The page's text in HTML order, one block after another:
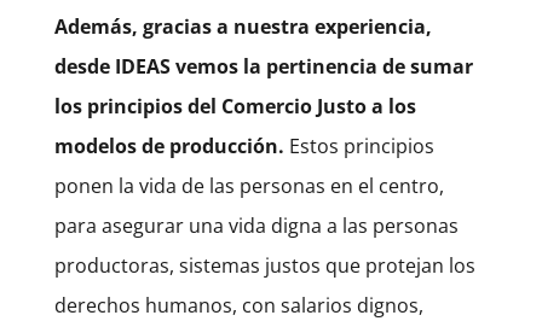
Además, gracias a nuestra experiencia,
desde IDEAS vemos la pertinencia de sumar
los principios del Comercio Justo a los
modelos de producción. Estos principios
ponen la vida de las personas en el centro,
para asegurar una vida digna a las personas
productoras, sistemas justos que protejan los
derechos humanos, con salarios dignos,